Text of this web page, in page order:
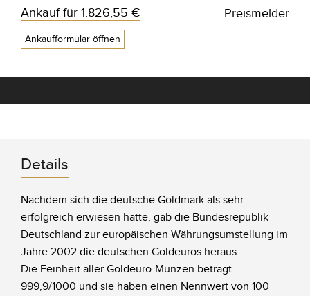
Ankauf für 1.826,55 €
Ankaufformular öffnen
Preismelder
Details
Nachdem sich die deutsche Goldmark als sehr
erfolgreich erwiesen hatte, gab die Bundesrepublik
Deutschland zur europäischen Währungsumstellung im
Jahre 2002 die deutschen Goldeuros heraus.
Die Feinheit aller Goldeuro-Münzen beträgt
999,9/1000 und sie haben einen Nennwert von 100